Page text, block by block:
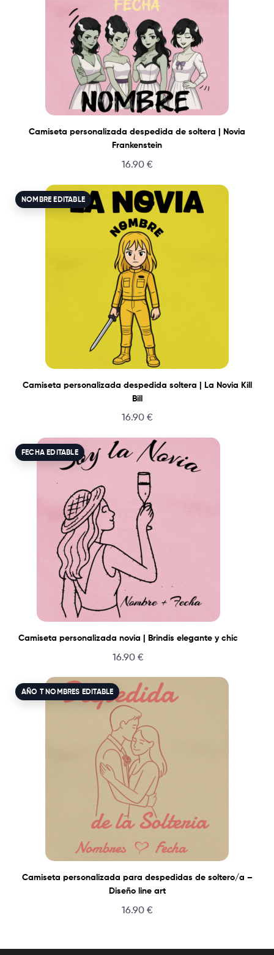
Camiseta personalizada despedida de soltera | Novia
Frankenstein
16.90 €
NOMBRE EDITABLE
Camiseta personalizada despedida soltera | La Novia Kill
Bill
16.90 €
FECHA EDITABLE
Camiseta personalizada novia | Brindis elegante y chic
16.90 €
AÑO T NOMBRES EDITABLE
Camiseta personalizada para despedidas de soltero/a –
Diseño line art
16.90 €